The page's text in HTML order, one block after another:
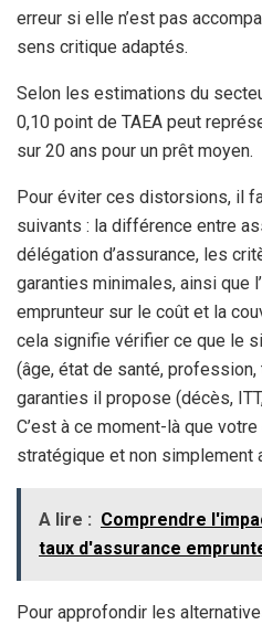
erreur si elle n’est pas
sens critique adaptés.
Selon les estimations du
0,10 point de TAEA peut
sur 20 ans pour un prêt moyen.
Pour éviter ces distorsions, il
suivants : la différence entre
délégation d’assurance, les
garanties minimales, ainsi que
emprunteur sur le coût et la
cela signifie vérifier ce que le
(âge, état de santé,
garanties il propose (décès,
C’est à ce moment-là que
stratégique et non simplement
A lire : Comprendre
taux d'assurance
Pour approfondir les